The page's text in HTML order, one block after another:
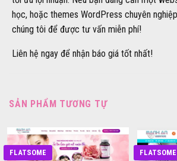
học, hoặc themes WordPress chuyên
chúng tôi để được tư vấn miễn phí!
Liên hệ ngay để nhận báo giá tốt nhất!
SẢN PHẨM TƯƠNG TỰ
FLATSOME FLATSOME